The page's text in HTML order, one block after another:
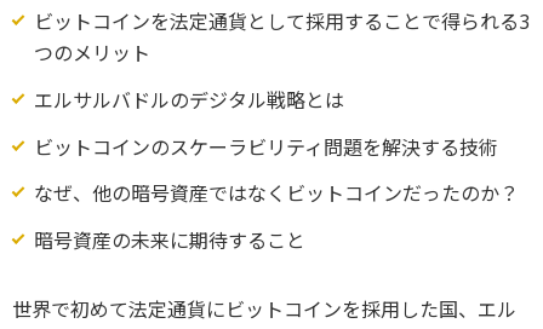
ビットコインを法定通貨として採用することで得られる3
つのメリット
エルサルバドルのデジタル戦略とは
ビットコインのスケーラビリティ問題を解決する技術
なぜ、他の暗号資産ではなくビットコインだったのか？
暗号資産の未来に期待すること
世界で初めて法定通貨にビットコインを採用した国、エル